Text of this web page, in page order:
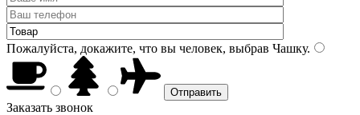
Пожалуйста, докажите, что вы человек, выбрав Чашку.
Заказать звонок